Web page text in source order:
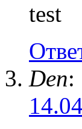
test
Den: